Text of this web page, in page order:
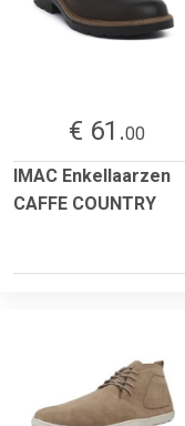
€ 61.00
IMAC Enkellaarzen
CAFFE COUNTRY